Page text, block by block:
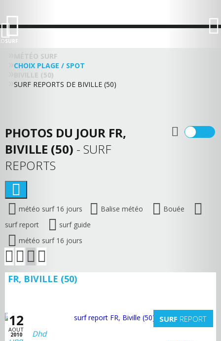
SURF
MÉTÉO SURF
CHOIX PLAGE / SPOT
BIVILLE (50)
SURF REPORTS DE BIVILLE (50)
PHOTOS DU JOUR FR,
BIVILLE (50) - SURF
REPORTS
météo surf 16 jours Balise météo
Bouée
surf report
surf guide
météo surf 16 jours
FR, BIVILLE (50)
12
AOUT
2010
SURF REPORT
Dhd